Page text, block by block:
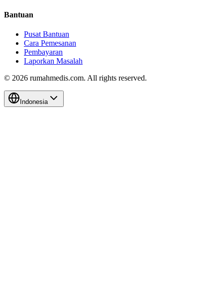
Bantuan
Pusat Bantuan
Cara Pemesanan
Pembayaran
Laporkan Masalah
© 2026 rumahmedis.com. All rights reserved.
Indonesia